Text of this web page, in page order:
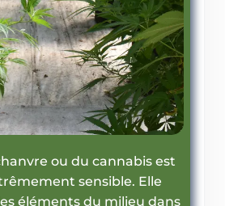
ou du cannabis est
sensible. Elle
éléments du milieu dans